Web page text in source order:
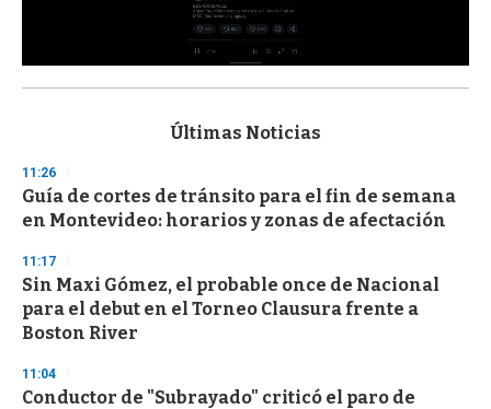
s
d
s
o
f
3
s
c
o
d
s
Últimas Noticias
11:26
Guía de cortes de tránsito para el fin de semana
en Montevideo: horarios y zonas de afectación
11:17
Sin Maxi Gómez, el probable once de Nacional
para el debut en el Torneo Clausura frente a
Boston River
11:04
Conductor de "Subrayado" criticó el paro de